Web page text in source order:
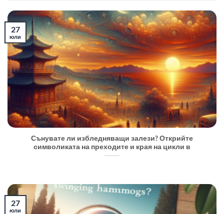
Сънувате ли избледняващи залези? Открийте
символиката на преходите и края на цикли в
27
юли
27
юли